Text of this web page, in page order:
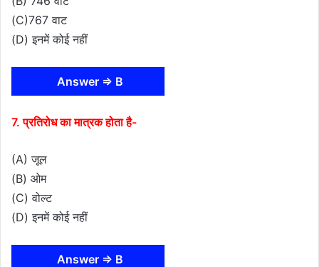
(C)767 वाट
(D) इनमें कोई नहीं
Answer ⇒ B
7. प्रतिरोध का मात्रक होता है-
(A) जूल
(B) ओम
(C) वोल्ट
(D) इनमें कोई नहीं
Answer ⇒ B